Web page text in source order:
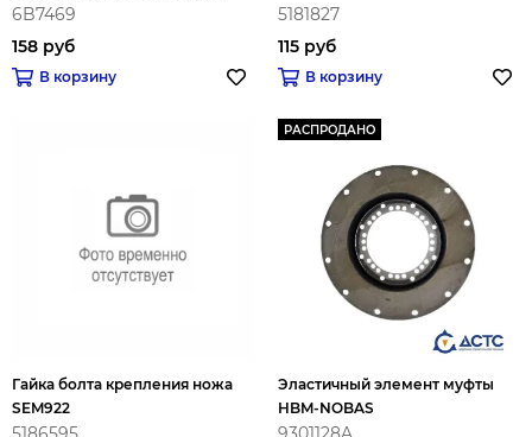
6B7469
158 руб
В корзину
5181827
115 руб
В корзину
Гайка болта крепления ножа
SEM922
РАСПРОДАНО
Эластичный элемент муфты
HBM-NOBAS